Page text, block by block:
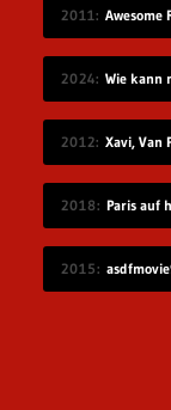
2011 Awesome
2024 Wie kann
2012
2018
2015